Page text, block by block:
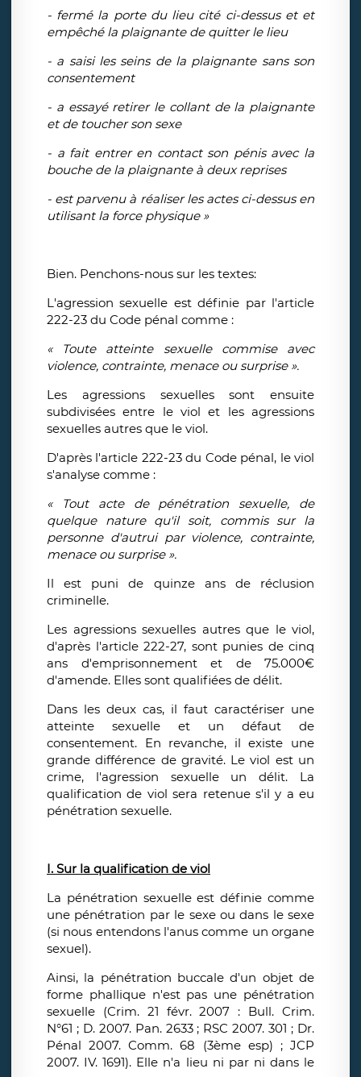
- fermé la porte du lieu cité ci-dessus et et
empêché la plaignante de quitter le lieu
- a saisi les seins de la plaignante sans son
consentement
- a essayé retirer le collant de la plaignante
et de toucher son sexe
- a fait entrer en contact son pénis avec la
bouche de la plaignante à deux reprises
- est parvenu à réaliser les actes ci-dessus en
utilisant la force physique »
Bien. Penchons-nous sur les textes:
L'agression sexuelle est définie par l'article
222-23 du Code pénal comme :
« Toute atteinte sexuelle commise avec
violence, contrainte, menace ou surprise ».
Les agressions sexuelles sont ensuite
subdivisées entre le viol et les agressions
sexuelles autres que le viol.
D'après l'article 222-23 du Code pénal, le viol
s'analyse comme :
« Tout acte de pénétration sexuelle, de
quelque nature qu'il soit, commis sur la
personne d'autrui par violence, contrainte,
menace ou surprise ».
Il est puni de quinze ans de réclusion
criminelle.
Les agressions sexuelles autres que le viol,
d'après l'article 222-27, sont punies de cinq
ans d'emprisonnement et de 75.000€
d'amende. Elles sont qualifiées de délit.
Dans les deux cas, il faut caractériser une
atteinte sexuelle et un défaut de
consentement. En revanche, il existe une
grande différence de gravité. Le viol est un
crime, l'agression sexuelle un délit. La
qualification de viol sera retenue s'il y a eu
pénétration sexuelle.
I. Sur la qualification de viol
La pénétration sexuelle est définie comme
une pénétration par le sexe ou dans le sexe
(si nous entendons l'anus comme un organe
sexuel).
Ainsi, la pénétration buccale d'un objet de
forme phallique n'est pas une pénétration
sexuelle (Crim. 21 févr. 2007 : Bull. Crim.
N°61 ; D. 2007. Pan. 2633 ; RSC 2007. 301 ; Dr.
Pénal 2007. Comm. 68 (3ème esp) ; JCP
2007. IV. 1691). Elle n'a lieu ni par ni dans le